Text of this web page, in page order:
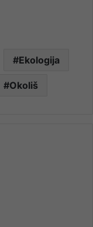
Ekologija
Okoliš